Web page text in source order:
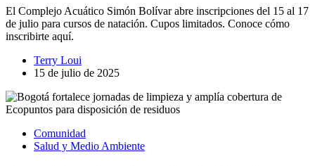
El Complejo Acuático Simón Bolívar abre inscripciones del 15 al 17
de julio para cursos de natación. Cupos limitados. Conoce cómo
inscribirte aquí.
Terry Loui
15 de julio de 2025
Comunidad
Salud y Medio Ambiente